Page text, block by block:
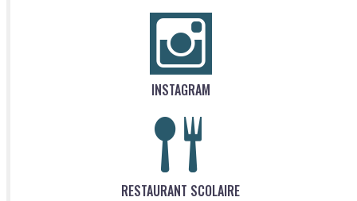
INSTAGRAM
RESTAURANT SCOLAIRE